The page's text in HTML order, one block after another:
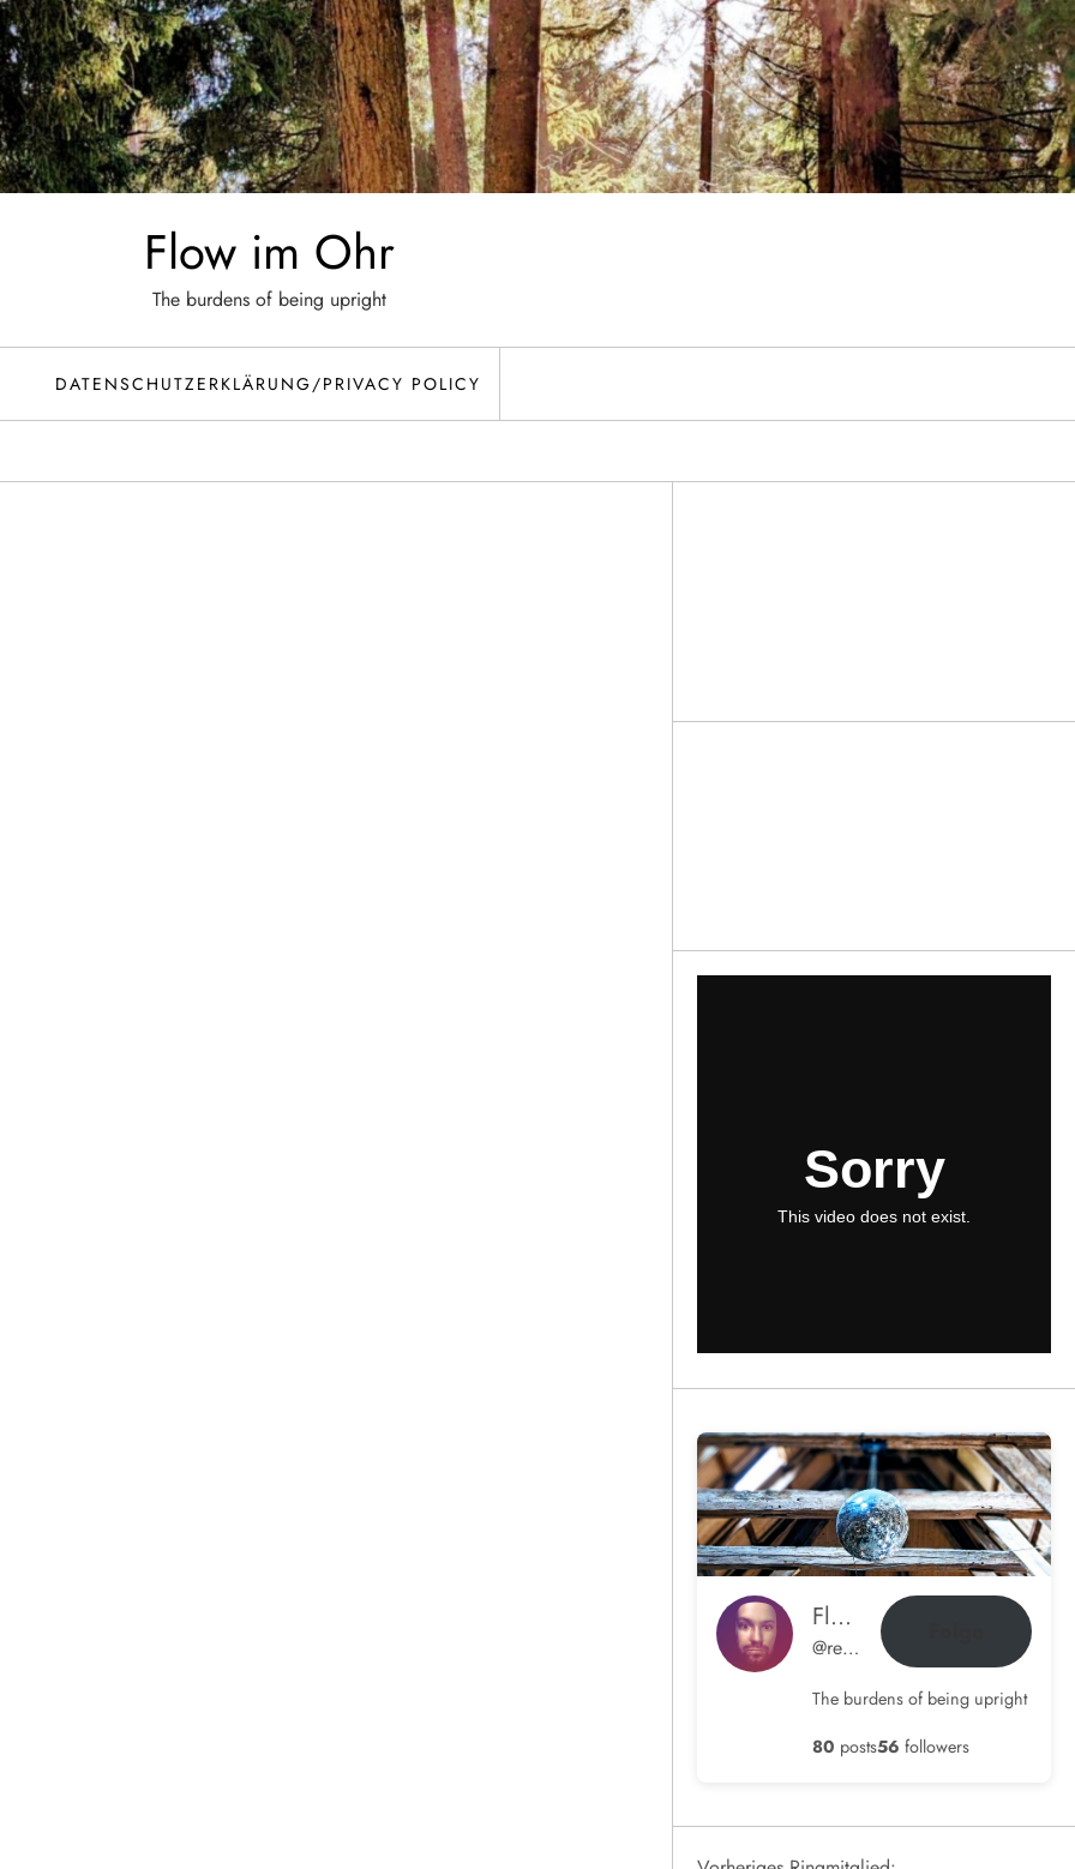
Flow im Ohr
The burdens of being upright
DATENSCHUTZERKLÄRUNG/PRIVACY POLICY
Flow im Ohr
@rene@blog.hamdorf.org
The burdens of being upright
80 posts56 followers